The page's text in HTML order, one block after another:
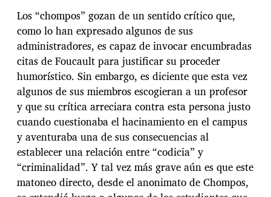
Los “chompos” gozan de un sentido crítico que,
como lo han expresado algunos de sus
administradores, es capaz de invocar encumbradas
citas de Foucault para justificar su proceder
humorístico. Sin embargo, es diciente que esta vez
algunos de sus miembros escogieran a un profesor
y que su crítica arreciara contra esta persona justo
cuando cuestionaba el hacinamiento en el campus
y aventuraba una de sus consecuencias al
establecer una relación entre “codicia” y
“criminalidad”. Y tal vez más grave aún es que este
matoneo directo, desde el anonimato de Chompos,